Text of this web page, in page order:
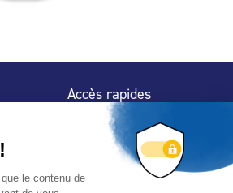
Accès rapides
Espace Presse
Trouver un
professionnel